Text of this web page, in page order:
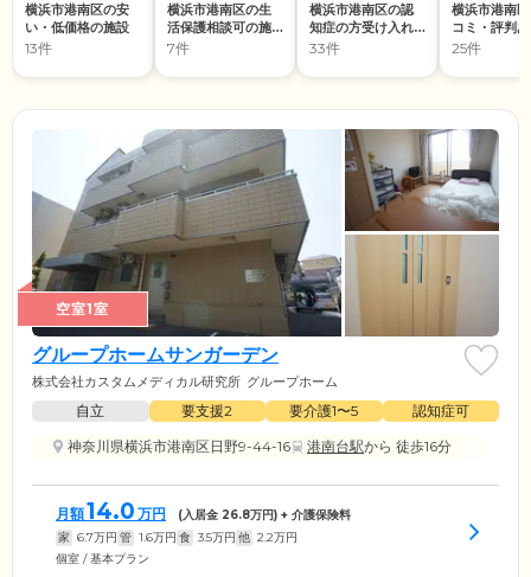
横浜市港南区の安
い・低価格の施設
13件
横浜市港南区の生
活保護相談可の施
設
7件
横浜市港南区の認
知症の方受け入れ
の施設
33件
横浜市港南
コミ・評判
施設
25件
空室1室
グループホームサンガーデン
株式会社カスタムメディカル研究所 グループホーム
自立 要支援2 要介護1〜5
認知症可
神奈川県横浜市港南区日野9-44-16
港南台駅から 徒歩16分
月額14.0 万円 (入居金 26.8万円) + 介護保険料
家 6.7万円 管 1.6万円 食 3.5万円 他 2.2万円
個室 / 基本プラン